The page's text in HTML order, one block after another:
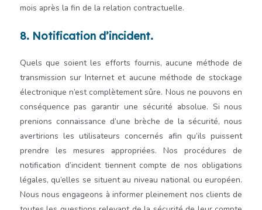
mois après la fin de la relation contractuelle.
8. Notification d’incident.
Quels que soient les efforts fournis, aucune méthode de
transmission sur Internet et aucune méthode de stockage
électronique n’est complètement sûre. Nous ne pouvons en
conséquence pas garantir une sécurité absolue. Si nous
prenions connaissance d’une brèche de la sécurité, nous
avertirions les utilisateurs concernés afin qu’ils puissent
prendre les mesures appropriées. Nos procédures de
notification d’incident tiennent compte de nos obligations
légales, qu’elles se situent au niveau national ou européen.
Nous nous engageons à informer pleinement nos clients de